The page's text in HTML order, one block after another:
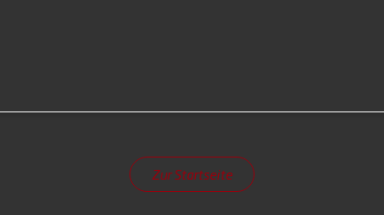
Zur Startseite